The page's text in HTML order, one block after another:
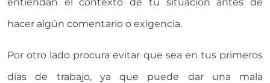
hacer algún comentario o exigencia.
Por otro lado procura evitar que sea en tus primeros
días de trabajo, ya que puede dar una mala